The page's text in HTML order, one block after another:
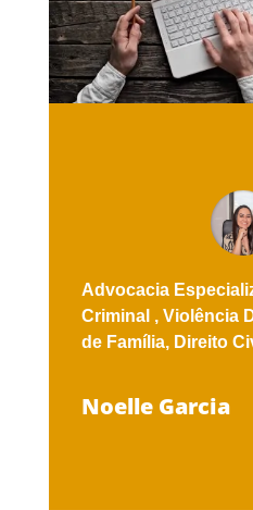
Advocacia
Criminal , Violência
de Família, Direito
Noelle Garcia